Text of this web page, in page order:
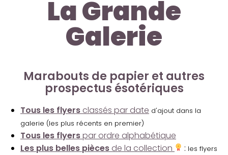
La Grande
Galerie
Marabouts de papier et autres
prospectus ésotériques
Tous les flyers classés par date d'ajout dans la
galerie (les plus récents en premier)
Tous les flyerspar ordre alphabétique
Les plus belles pièces de la collection : les flyers